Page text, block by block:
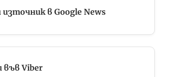
в Google News
във Viber